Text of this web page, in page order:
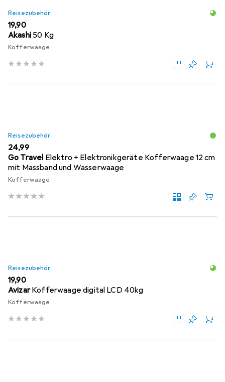
Reisezubehör
EUR
19,90
Akashi50 Kg
Kofferwaage
Reisezubehör
EUR
24,99
Go Travel Elektro + Elektronikgeräte Kofferwaage 12 cm
mit Massband und Wasserwaage
Kofferwaage
Reisezubehör
EUR
19,90
Avizar Kofferwaage digital LCD 40kg
Kofferwaage